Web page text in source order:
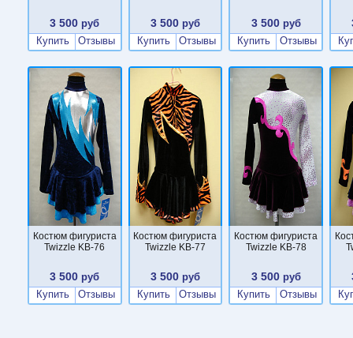
3 500 руб
Купить
Отзывы
3 500 руб
Купить
Отзывы
3 500руб
Купить
Отзывы
Костюм фигуриста
Twizzle KB-76
3 500 руб
Купить
Отзывы
Костюм фигуриста
Twizzle KB-77
3 500 руб
Купить
Отзывы
Костюм фигуриста
Twizzle KB-78
3 500руб
Купить
Отзывы